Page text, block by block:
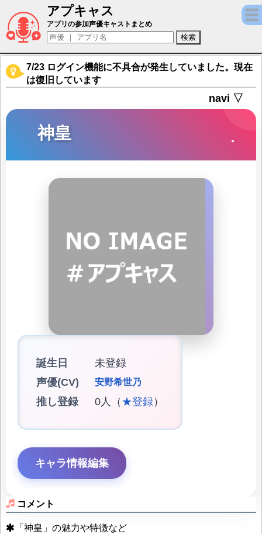
アプキャス
神皇（声優：安野希世乃)【機動戦隊アイア
アプリの参加声優キャストまとめ
7/23 ログイン機能に不具合が発生していました。現在
は復旧しています
navi ▽
神皇
誕生日
未登録
声優(CV)
安野希世乃
推し登録 0人（ ★登録）
キャラ情報編集
コメント
「神皇」の魅力や特徴など